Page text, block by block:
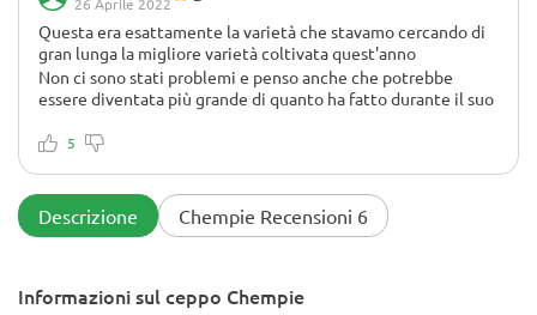
Questa era esattamente la varietà che stavamo cercando di
gran lunga la migliore varietà coltivata quest'anno
Non ci sono stati problemi e penso anche che potrebbe
essere diventata più grande di quanto ha fatto durante il suo
allungata molto per una buona settimana, quindi ho alzato la
tagliato e asciugato l'odore era molto diverso come la torta
fresca e una dolcezza, ma hai anche avuto una buona
non ho mai fatto, ma giura che sa di torta di ciliegie hanno
5
Descrizione Chempie Recensioni 6
Informazioni sul ceppo Chempie